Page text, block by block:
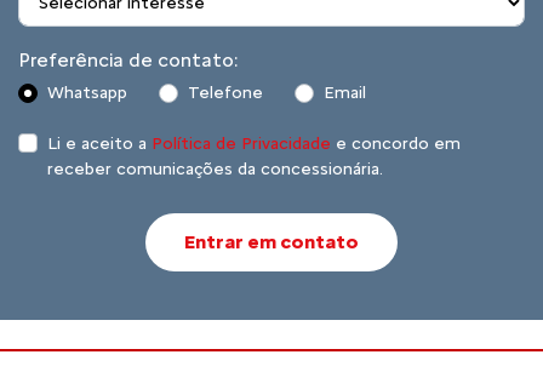
Preferência de contato:
Whatsapp Telefone Email
Li e aceito a Política de Privacidade e concordo em
receber comunicações da concessionária.
Entrar em contato